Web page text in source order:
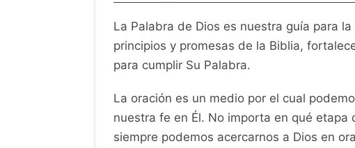
La Palabra de Dios es nuestra guía para
principios y promesas de la Biblia,
para cumplir Su Palabra.
La oración es un medio por el cual
nuestra fe en Él. No importa en qué
siempre podemos acercarnos a Dios en